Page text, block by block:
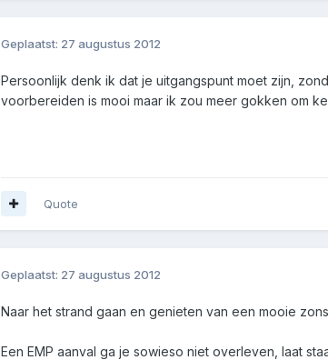
Geplaatst: 27 augustus 2012
Persoonlijk denk ik dat je uitgangspunt moet zijn,
voorbereiden is mooi maar ik zou meer gokken om
Quote
Geplaatst: 27 augustus 2012
Naar het strand gaan en genieten van een mooie
Een EMP aanval ga je sowieso niet overleven, laat